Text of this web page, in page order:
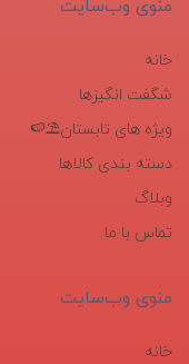
منوی وب‌سایت
خانه
شگفت انگیزها
ویژه های تابستان⛱️🍉
دسته بندی کالاها
وبلاگ
تماس با ما
منوی وب‌سایت
خانه